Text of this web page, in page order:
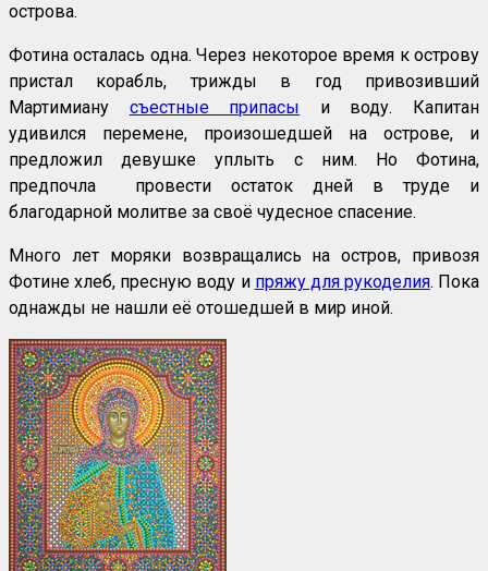
острова.
Фотина осталась одна. Через некоторое время к острову
пристал корабль, трижды в год привозивший
Мартимиану съестные припасы и воду. Капитан
удивился перемене, произошедшей на острове, и
предложил девушке уплыть с ним. Но Фотина,
предпочла провести остаток дней в труде и
благодарной молитве за своё чудесное спасение.
Много лет моряки возвращались на остров, привозя
Фотине хлеб, пресную воду и пряжу для рукоделия. Пока
однажды не нашли её отошедшей в мир иной.